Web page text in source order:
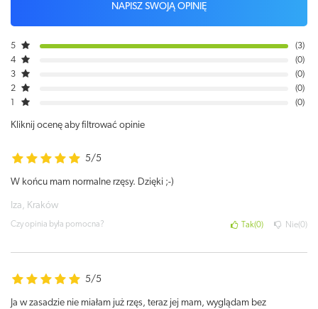
NAPISZ SWOJĄ OPINIĘ
5
3
4
0
3
0
2
0
0
Kliknij ocenę aby filtrować opinie
5/5
W końcu mam normalne rzęsy. Dzięki ;-)
Iza, Kraków
Czy opinia była pomocna? Tak 0 Nie 0
5/5
Ja w zasadzie nie miałam już rzęs, teraz jej mam, wyglądam bez